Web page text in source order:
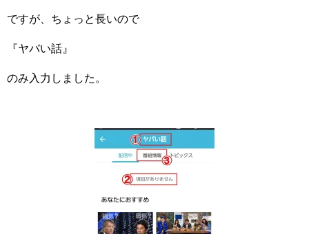
ですが、ちょっと長いので
『ヤバい話』
のみ入力しました。